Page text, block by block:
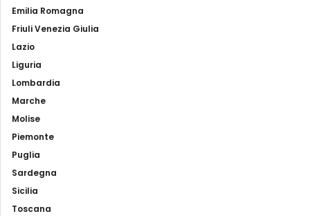
Emilia Romagna
Friuli Venezia Giulia
Lazio
Liguria
Lombardia
Marche
Molise
Piemonte
Puglia
Sardegna
Sicilia
Toscana